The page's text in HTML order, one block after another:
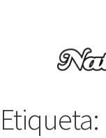
Etiqueta: